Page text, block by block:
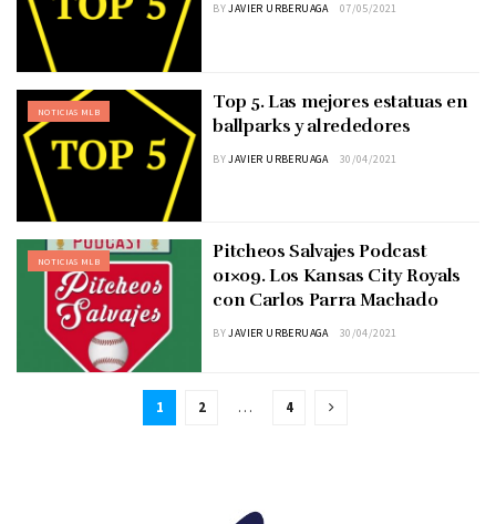
BYJAVIER URBERUAGA 07/05/2021
NOTICIAS MLB
Top 5. Las mejores estatuas en
ballparks y alrededores
BYJAVIER URBERUAGA 30/04/2021
NOTICIAS MLB
Pitcheos Salvajes Podcast
01×09. Los Kansas City Royals
con Carlos Parra Machado
BYJAVIER URBERUAGA 30/04/2021
1 2 … 4